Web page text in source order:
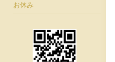
お休み